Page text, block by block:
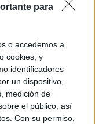
para
o accedemos a
cookies, y
identificadores
un dispositivo,
medición de
el público, así
Con su permiso,